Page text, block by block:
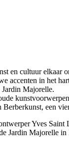
en cultuur elkaar
accenten in het
Jardin Majorelle.
een
Yves
Jardin Majorelle